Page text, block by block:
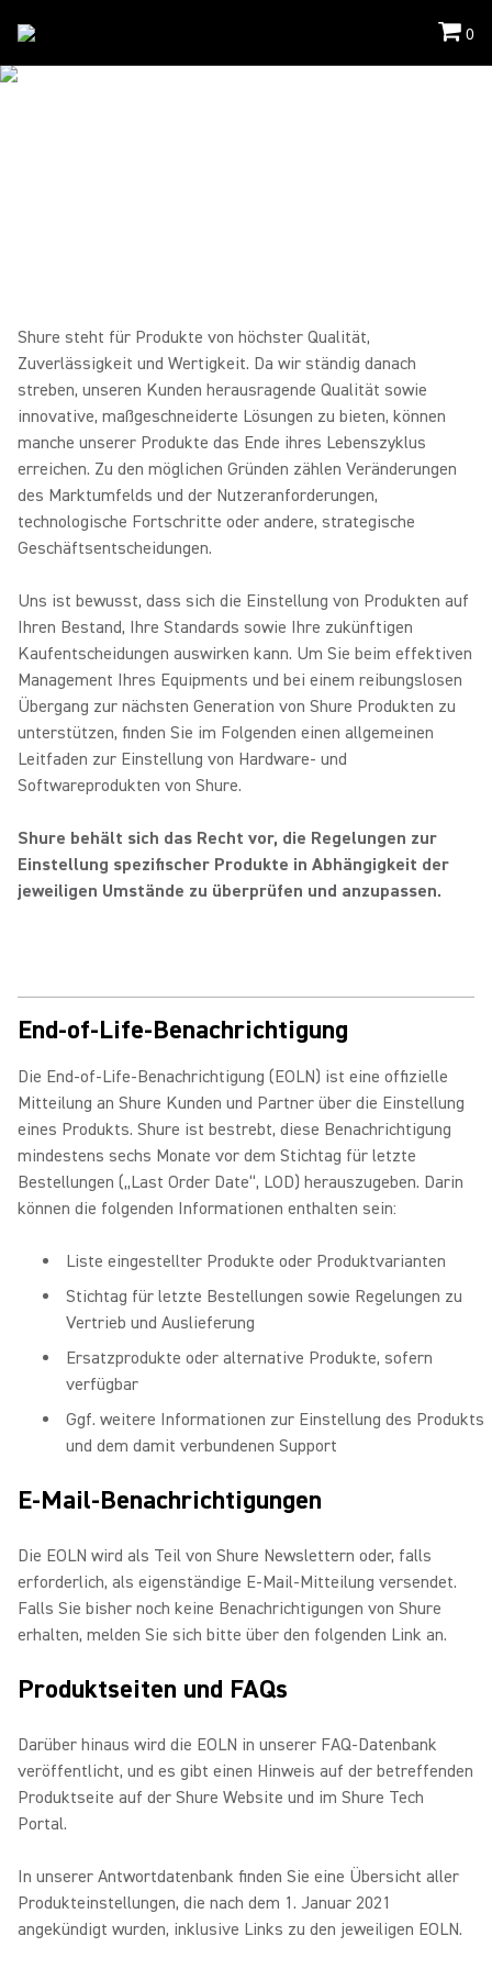
0
Shure steht für Produkte von höchster Qualität,
Zuverlässigkeit und Wertigkeit. Da wir ständig danach
streben, unseren Kunden herausragende Qualität sowie
innovative, maßgeschneiderte Lösungen zu bieten, können
manche unserer Produkte das Ende ihres Lebenszyklus
erreichen. Zu den möglichen Gründen zählen Veränderungen
des Marktumfelds und der Nutzeranforderungen,
technologische Fortschritte oder andere, strategische
Geschäftsentscheidungen.
Uns ist bewusst, dass sich die Einstellung von Produkten auf
Ihren Bestand, Ihre Standards sowie Ihre zukünftigen
Kaufentscheidungen auswirken kann. Um Sie beim effektiven
Management Ihres Equipments und bei einem reibungslosen
Übergang zur nächsten Generation von Shure Produkten zu
unterstützen, finden Sie im Folgenden einen allgemeinen
Leitfaden zur Einstellung von Hardware- und
Softwareprodukten von Shure.
Shure behält sich das Recht vor, die Regelungen zur
Einstellung spezifischer Produkte in Abhängigkeit der
jeweiligen Umstände zu überprüfen und anzupassen.
End-of-Life-Benachrichtigung
Die End-of-Life-Benachrichtigung (EOLN) ist eine offizielle
Mitteilung an Shure Kunden und Partner über die Einstellung
eines Produkts. Shure ist bestrebt, diese Benachrichtigung
mindestens sechs Monate vor dem Stichtag für letzte
Bestellungen („Last Order Date“, LOD) herauszugeben. Darin
können die folgenden Informationen enthalten sein:
Liste eingestellter Produkte oder Produktvarianten
Stichtag für letzte Bestellungen sowie Regelungen zu
Vertrieb und Auslieferung
Ersatzprodukte oder alternative Produkte, sofern
verfügbar
Ggf. weitere Informationen zur Einstellung des Produkts
und dem damit verbundenen Support
E-Mail-Benachrichtigungen
Die EOLN wird als Teil von Shure Newslettern oder, falls
erforderlich, als eigenständige E-Mail-Mitteilung versendet.
Falls Sie bisher noch keine Benachrichtigungen von Shure
erhalten, melden Sie sich bitte über den folgenden Link an.
Produktseiten und FAQs
Darüber hinaus wird die EOLN in unserer FAQ-Datenbank
veröffentlicht, und es gibt einen Hinweis auf der betreffenden
Produktseite auf der Shure Website und im Shure Tech
Portal.
In unserer Antwortdatenbank finden Sie eine Übersicht aller
Produkteinstellungen, die nach dem 1. Januar 2021
angekündigt wurden, inklusive Links zu den jeweiligen EOLN.